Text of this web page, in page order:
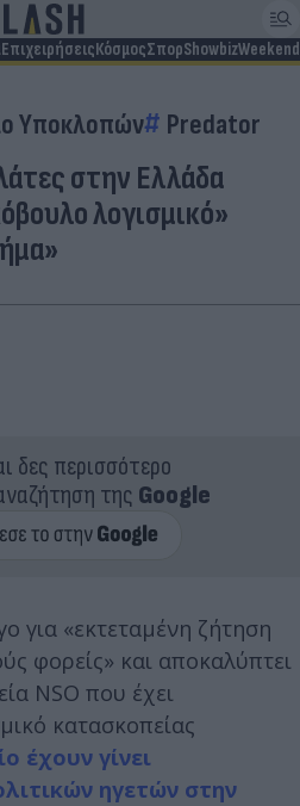
ΕπιχειρήσειςΚόσμοςΣπορShowbizWeekend
Υποκλοπών Predator
στην Ελλάδα
λογισμικό»
δες περισσότερο
της Google
για «εκτεταμένη ζήτηση
φορείς» και αποκαλύπτει
NSO που έχει
κατασκοπείας
έχουν γίνει
ηγετών στην